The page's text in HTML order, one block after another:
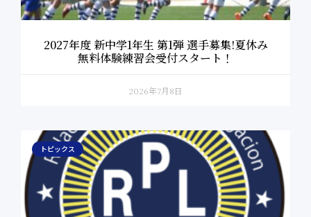
2027年度 新中学1年生 第1弾 選手募集!夏休み
無料体験練習会受付スタート！
2026年7月8日
トピックス